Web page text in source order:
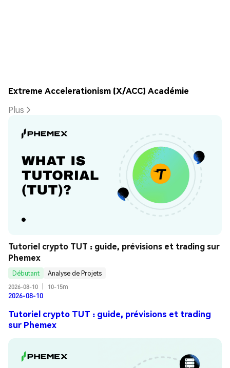
Extreme Accelerationism (X/ACC) Académie
Plus
Tutoriel crypto TUT : guide, prévisions et trading sur
Phemex
Débutant
Analyse de Projets
2026-08-10
10-15m
2026-08-10
Tutoriel crypto TUT : guide, prévisions et trading
sur Phemex